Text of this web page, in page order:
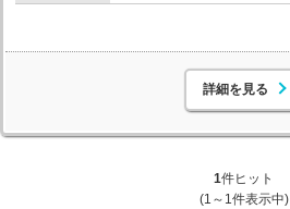
詳細を見る
1件ヒット
(1～1件表示中)